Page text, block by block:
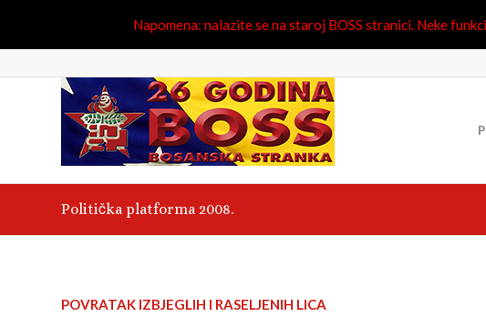
Politička platforma 2008.
POVRATAK IZBJEGLIH I RASELJENIH LICA
Napomena: nalazite se na staroj BOSS stranici. Neke